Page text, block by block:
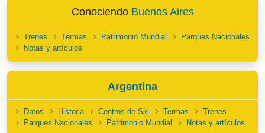
Conociendo Buenos Aires
Trenes Termas Patrimonio Mundial
Parques Nacionales
Notas y artículos
Argentina
Datos Historia Centros de Ski Termas
Trenes
Parques Nacionales
Patrimonio Mundial Notas y artículos